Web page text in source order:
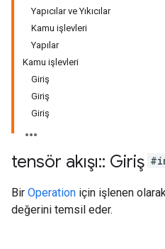
Yapıcılar ve Yıkıcılar
Kamu işlevleri
Yapılar
Kamu işlevleri
Giriş
Giriş
Giriş
tensör akışı:: Giriş
Bir Operation için işlenen
değerini temsil eder.